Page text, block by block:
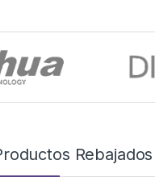
Rebajados